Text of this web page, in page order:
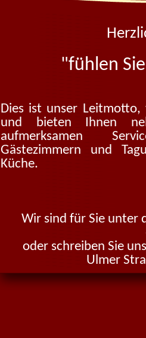
"fühlen
Dies ist unser
und bieten Ihnen
aufmerksamen
Gästezimmern und
Küche.
Wir sind für Sie unter
oder schreiben Sie
Ulmer